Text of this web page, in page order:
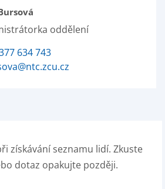
oddělení
634 743
získávání seznamu lidí. Zkuste
dotaz opakujte později.